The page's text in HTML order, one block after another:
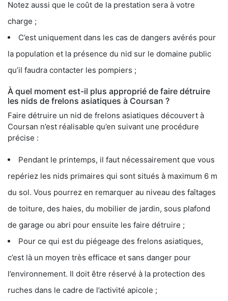
Notez aussi que le coût de la prestation sera à votre
charge ;
C’est uniquement dans les cas de dangers avérés pour
la population et la présence du nid sur le domaine public
qu’il faudra contacter les pompiers ;
À quel moment est-il plus approprié de faire détruire
les nids de frelons asiatiques à Coursan ?
Faire détruire un nid de frelons asiatiques découvert à
Coursan n’est réalisable qu’en suivant une procédure
précise :
Pendant le printemps, il faut nécessairement que vous
repériez les nids primaires qui sont situés à maximum 6 m
du sol. Vous pourrez en remarquer au niveau des faîtages
de toiture, des haies, du mobilier de jardin, sous plafond
de garage ou abri pour ensuite les faire détruire ;
Pour ce qui est du piégeage des frelons asiatiques,
c’est là un moyen très efficace et sans danger pour
l’environnement. Il doit être réservé à la protection des
ruches dans le cadre de l’activité apicole ;